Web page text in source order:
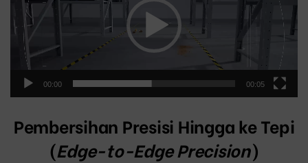
00:00 00:05
Pembersihan Presisi Hingga ke Tepi
(Edge-to-Edge Precision)